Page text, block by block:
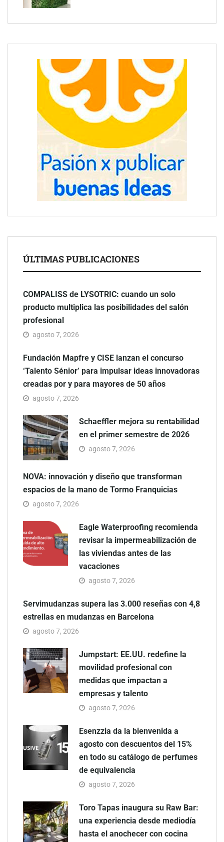
ÚLTIMAS PUBLICACIONES
COMPALISS de LYSOTRIC: cuando un solo
producto multiplica las posibilidades del salón
profesional
agosto 7, 2026
Fundación Mapfre y CISE lanzan el concurso
‘Talento Sénior’ para impulsar ideas innovadoras
creadas por y para mayores de 50 años
agosto 7, 2026
Schaeffler mejora su rentabilidad
en el primer semestre de 2026
agosto 7, 2026
NOVA: innovación y diseño que transforman
espacios de la mano de Tormo Franquicias
agosto 7, 2026
Eagle Waterproofing recomienda
revisar la impermeabilización de
las viviendas antes de las
vacaciones
agosto 7, 2026
Servimudanzas supera las 3.000 reseñas con 4,8
estrellas en mudanzas en Barcelona
agosto 7, 2026
Jumpstart: EE.UU. redefine la
movilidad profesional con
medidas que impactan a
empresas y talento
agosto 7, 2026
Esenzzia da la bienvenida a
agosto con descuentos del 15%
en todo su catálogo de perfumes
de equivalencia
agosto 7, 2026
Toro Tapas inaugura su Raw Bar:
una experiencia desde mediodía
hasta el anochecer con cocina